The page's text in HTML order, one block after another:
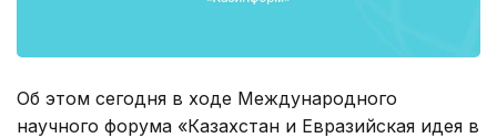
Об этом сегодня в ходе Международного
научного форума «Казахстан и Евразийская идея в